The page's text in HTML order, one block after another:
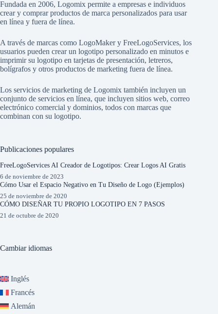
Fundada en 2006, Logomix permite a empresas e individuos
crear y comprar productos de marca personalizados para usar
en línea y fuera de línea.
A través de marcas como LogoMakery FreeLogoServices, los
usuarios pueden crear un logotipo personalizado en minutos e
imprimir su logotipo en tarjetas de presentación, letreros,
bolígrafos y otros productos de marketing fuera de línea.
Los servicios de marketing de Logomix también incluyen un
conjunto de servicios en línea, que incluyen sitios web, correo
electrónico comercial y dominios, todos con marcas que
combinan con su logotipo.
Publicaciones populares
FreeLogoServices AI Creador de Logotipos: Crear Logos AI Gratis
6 de noviembre de 2023
Cómo Usar el Espacio Negativo en Tu Diseño de Logo (Ejemplos)
25 de noviembre de 2020
CÓMO DISEÑAR TU PROPIO LOGOTIPO EN 7 PASOS
21 de octubre de 2020
Cambiar idiomas
Inglés
Francés
Alemán